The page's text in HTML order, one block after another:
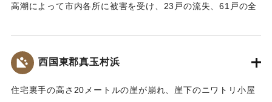
高潮によって市内各所に被害を受け、23戸の流失、61戸の全
場所の特定が困難なため、現在の別府市役所を代表点に設
定。
【出典：NHK災害記録マップ】
西国東郡真玉村浜
住宅裏手の高さ20メートルの崖が崩れ、崖下のニワトリ小屋